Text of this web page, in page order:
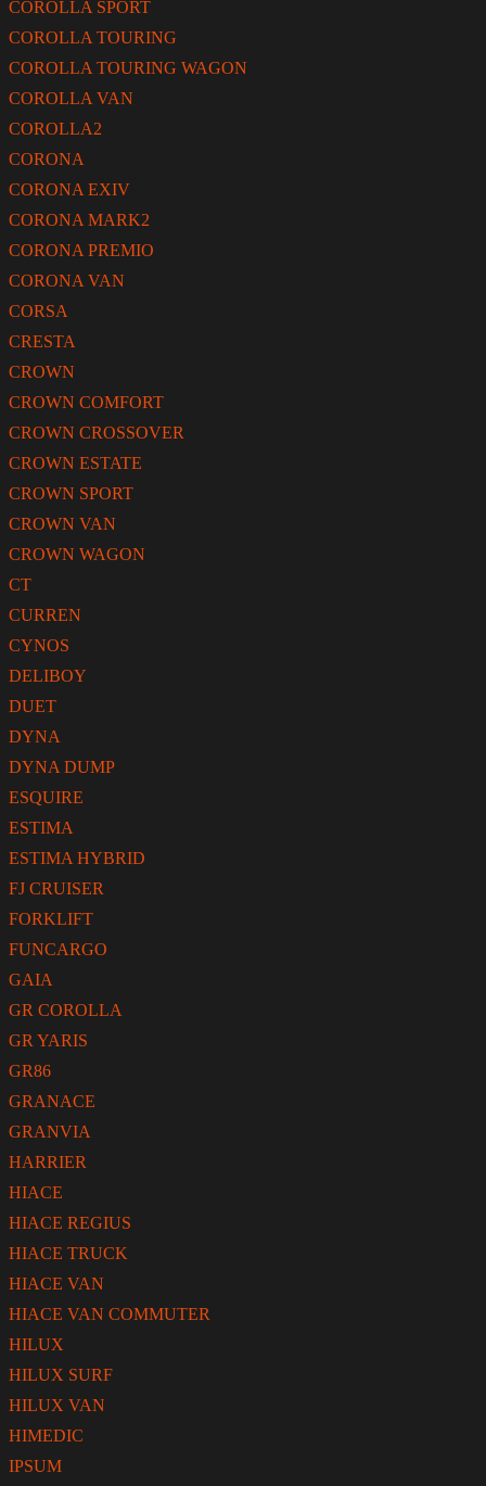
COROLLA SPORT
COROLLA TOURING
COROLLA TOURING WAGON
COROLLA VAN
COROLLA2
CORONA
CORONA EXIV
CORONA MARK2
CORONA PREMIO
CORONA VAN
CORSA
CRESTA
CROWN
CROWN COMFORT
CROWN CROSSOVER
CROWN ESTATE
CROWN SPORT
CROWN VAN
CROWN WAGON
CT
CURREN
CYNOS
DELIBOY
DUET
DYNA
DYNA DUMP
ESQUIRE
ESTIMA
ESTIMA HYBRID
FJ CRUISER
FORKLIFT
FUNCARGO
GAIA
GR COROLLA
GR YARIS
GR86
GRANACE
GRANVIA
HARRIER
HIACE
HIACE REGIUS
HIACE TRUCK
HIACE VAN
HIACE VAN COMMUTER
HILUX
HILUX SURF
HILUX VAN
HIMEDIC
IPSUM